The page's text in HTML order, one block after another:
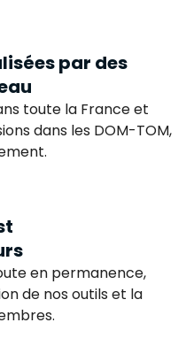
par des
toute la France et
dans les DOM-TOM,
en permanence,
de nos outils et la